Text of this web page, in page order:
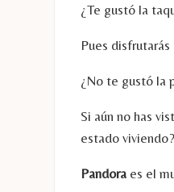
¿Te gustó la
Pues
¿No te gustó la
Si aún no has
estado
Pandora es el